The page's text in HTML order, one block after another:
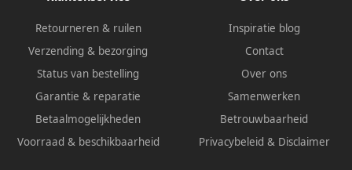
Retourneren & ruilen
Verzending & bezorging
Status van bestelling
Garantie & reparatie
Betaalmogelijkheden
Voorraad & beschikbaarheid
Inspiratie blog
Contact
Over ons
Samenwerken
Betrouwbaarheid
Privacybeleid & Disclaimer